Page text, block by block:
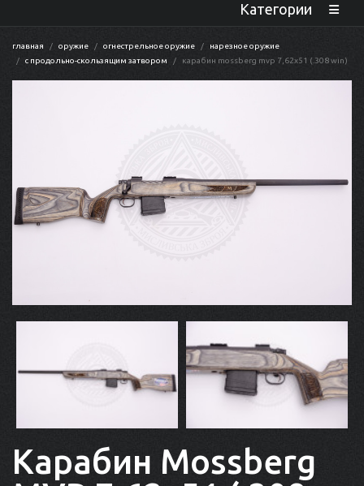
Категории
главная оружие огнестрельное оружие
нарезное оружие
с продольно-скользящим затвором
карабин mossberg mvp 7,62x51 (.308 win)
Карабин Mossberg